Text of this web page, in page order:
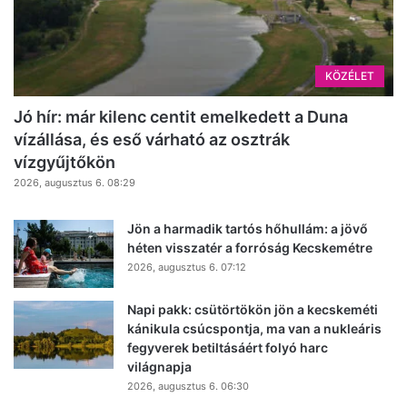
KÖZÉLET
Jó hír: már kilenc centit emelkedett a Duna
vízállása, és eső várható az osztrák
vízgyűjtőkön
2026, augusztus 6. 08:29
Jön a harmadik tartós hőhullám: a jövő
héten visszatér a forróság Kecskemétre
2026, augusztus 6. 07:12
Napi pakk: csütörtökön jön a kecskeméti
kánikula csúcspontja, ma van a nukleáris
fegyverek betiltásáért folyó harc
világnapja
2026, augusztus 6. 06:30